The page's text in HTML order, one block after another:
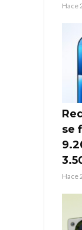
Hace
se
Hace